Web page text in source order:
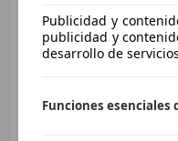
06/2022 106.141 km
Publicidad y
publicidad y
desarrollo de servicios
Funciones esenciales